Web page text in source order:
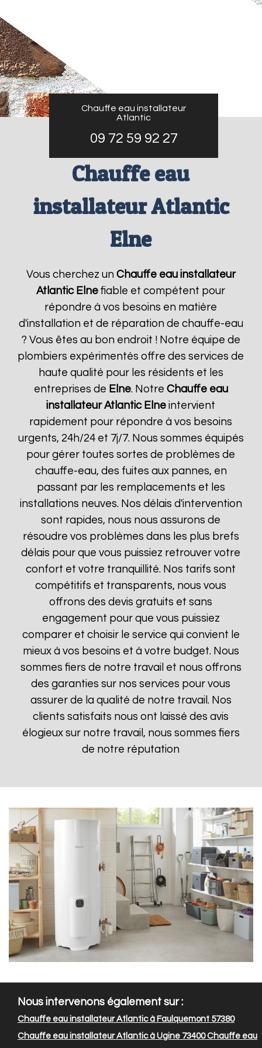
Chauffe eau installateur
Atlantic
09 72 59 92 27
Chauffe eau
installateur Atlantic
Elne
Vous cherchez un Chauffe eau installateur
Atlantic Elne fiable et compétent pour
répondre à vos besoins en matière
d'installation et de réparation de chauffe-eau
? Vous êtes au bon endroit ! Notre équipe de
plombiers expérimentés offre des services de
haute qualité pour les résidents et les
entreprises de Elne. Notre Chauffe eau
installateur Atlantic Elne intervient
rapidement pour répondre à vos besoins
urgents, 24h/24 et 7j/7. Nous sommes équipés
pour gérer toutes sortes de problèmes de
chauffe-eau, des fuites aux pannes, en
passant par les remplacements et les
installations neuves. Nos délais d'intervention
sont rapides, nous nous assurons de
résoudre vos problèmes dans les plus brefs
délais pour que vous puissiez retrouver votre
confort et votre tranquillité. Nos tarifs sont
compétitifs et transparents, nous vous
offrons des devis gratuits et sans
engagement pour que vous puissiez
comparer et choisir le service qui convient le
mieux à vos besoins et à votre budget. Nous
sommes fiers de notre travail et nous offrons
des garanties sur nos services pour vous
assurer de la qualité de notre travail. Nos
clients satisfaits nous ont laissé des avis
élogieux sur notre travail, nous sommes fiers
de notre réputation
Nous intervenons également sur :
Chauffe eau installateur Atlantic à Faulquemont 57380
Chauffe eau installateur Atlantic à Ugine 73400Chauffe eau